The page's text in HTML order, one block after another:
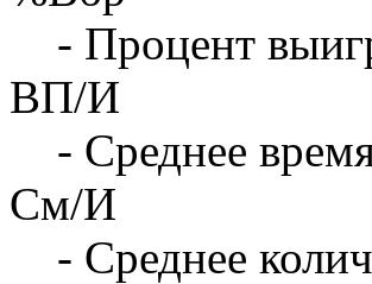
- Процент
ВП/И
- Среднее
См/И
- Среднее